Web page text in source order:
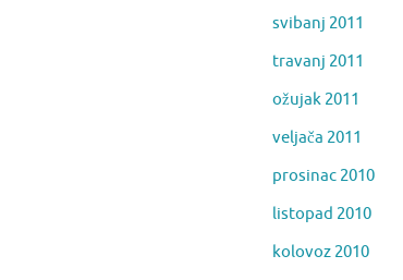
svibanj 2011
travanj 2011
ožujak 2011
veljača 2011
prosinac 2010
listopad 2010
kolovoz 2010